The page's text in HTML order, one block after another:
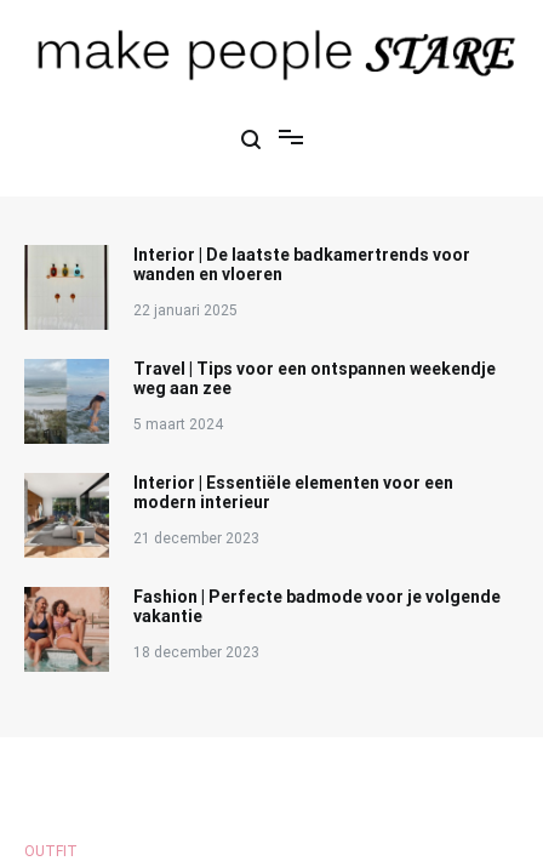
Interior | De laatste badkamertrends voor
wanden en vloeren
22 januari 2025
Travel | Tips voor een ontspannen weekendje
weg aan zee
5 maart 2024
Interior | Essentiële elementen voor een
modern interieur
21 december 2023
Fashion | Perfecte badmode voor je volgende
vakantie
18 december 2023
OUTFIT